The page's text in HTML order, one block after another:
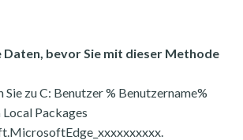
Daten, bevor Sie mit dieser Methode
Sie zu C: Benutzer % Benutzername%
Packages